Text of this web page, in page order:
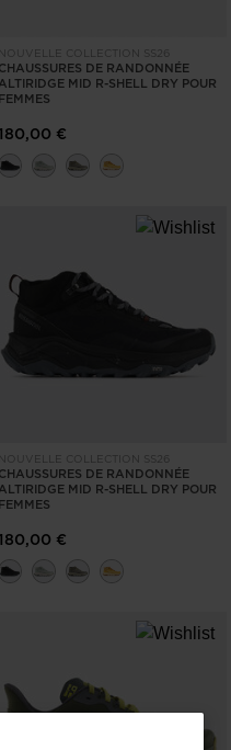
NOUVELLE COLLECTION SS26
CHAUSSURES DE RANDONNÉE
ALTIRIDGE MID R-SHELL DRY POUR
FEMMES
€
NOUVELLE COLLECTION SS26
CHAUSSURES DE RANDONNÉE
ALTIRIDGE MID R-SHELL DRY POUR
FEMMES
€